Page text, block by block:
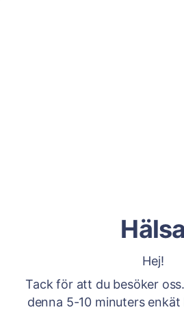
Hälsa
Hej!
Tack för att du besöker
denna 5-10 minuters enkät